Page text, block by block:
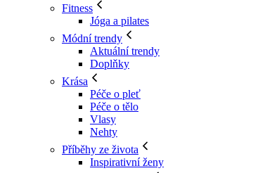
Fitness
Jóga a pilates
Módní trendy
Aktuální trendy
Doplňky
Krása
Péče o pleť
Péče o tělo
Vlasy
Nehty
Příběhy ze života
Inspirativní ženy